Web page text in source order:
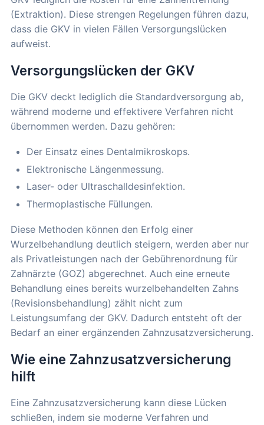
(Extraktion). Diese strengen Regelungen führen dazu,
dass die GKV in vielen Fällen Versorgungslücken
aufweist.
Versorgungslücken der GKV
Die GKV deckt lediglich die Standardversorgung ab,
während moderne und effektivere Verfahren nicht
übernommen werden. Dazu gehören:
Der Einsatz eines Dentalmikroskops.
Elektronische Längenmessung.
Laser- oder Ultraschalldesinfektion.
Thermoplastische Füllungen.
Diese Methoden können den Erfolg einer
Wurzelbehandlung deutlich steigern, werden aber nur
als Privatleistungen nach der Gebührenordnung für
Zahnärzte (GOZ) abgerechnet. Auch eine erneute
Behandlung eines bereits wurzelbehandelten Zahns
(Revisionsbehandlung) zählt nicht zum
Leistungsumfang der GKV. Dadurch entsteht oft der
Bedarf an einer ergänzenden Zahnzusatzversicherung.
Wie eine Zahnzusatzversicherung
hilft
Eine Zahnzusatzversicherung kann diese Lücken
schließen, indem sie moderne Verfahren und